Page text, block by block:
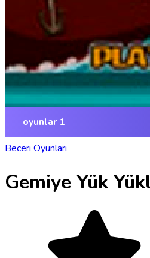
Beceri Oyunları
Gemiye Yük